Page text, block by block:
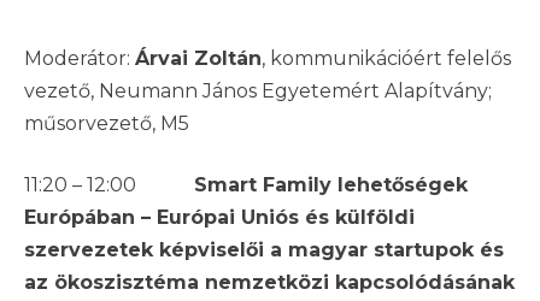
Moderátor: Árvai Zoltán, kommunikációért felelős
vezető, Neumann János Egyetemért Alapítvány;
műsorvezető, M5
11:20 – 12:00 Smart Family lehetőségek
Európában – Európai Uniós és külföldi
szervezetek képviselői a magyar startupok és
az ökoszisztéma nemzetközi kapcsolódásának